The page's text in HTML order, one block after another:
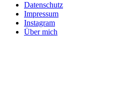
Datenschutz
Impressum
Instagram
Über mich